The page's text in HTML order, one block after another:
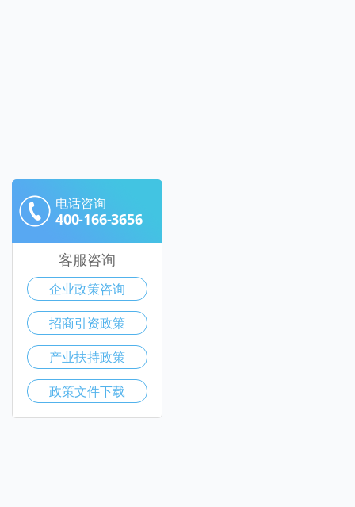
电话咨询
400-166-3656
客服咨询
企业政策咨询
招商引资政策
产业扶持政策
政策文件下载